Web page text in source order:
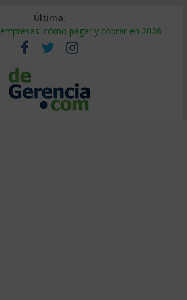
Última:
cómo pagar y cobrar en 2026
qué es y por qué sale tan caro
personal: cómo auditarla a tiempo
la cadena de suministro: qué hacer
de EE. UU.: cómo segmentarlo y venderle